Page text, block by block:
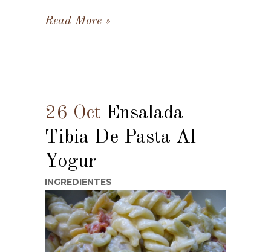
Read More
26 Oct Ensalada
Tibia De Pasta Al
Yogur
INGREDIENTES